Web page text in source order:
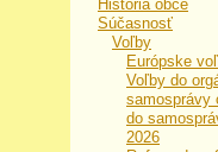
História obce
Súčasnosť
Voľby
Európske
Voľby do
samosprávy
do
2026